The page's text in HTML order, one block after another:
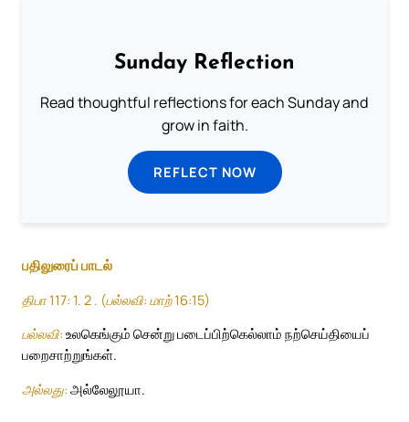
Sunday Reflection
Read thoughtful reflections for each Sunday and
grow in faith.
REFLECT NOW
பதிலுரைப் பாடல்
திபா 117: 1. 2 . (பல்லவி: மாற் 16:15)
பல்லவி: உலகெங்கும் சென்று படைப்பிற்கெல்லாம் நற்செய்தியைப்
பறைசாற்றுங்கள்.
அல்லது: அல்லேலூயா.